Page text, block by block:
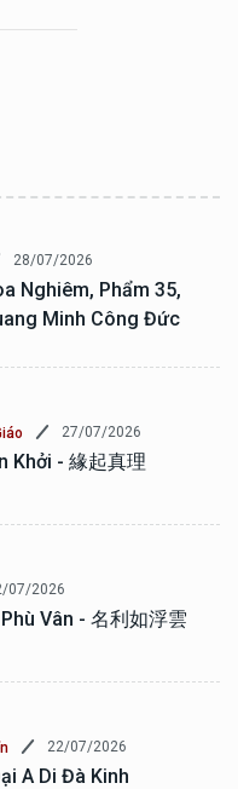
28/07/2026
Nghiêm, Phẩm 35,
Minh Công Đức
27/07/2026
Khởi - 緣起真理
07/2026
Vân - 名利如浮雲
22/07/2026
A Di Đà Kinh